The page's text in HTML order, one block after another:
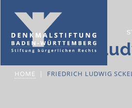
Friedrich
HOME FRIEDRICH LUDWIG